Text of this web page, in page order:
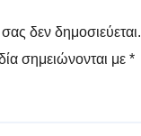
δεν δημοσιεύεται.
σημειώνονται με *